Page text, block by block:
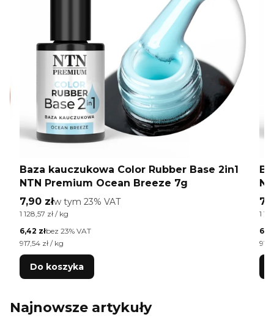
Baza kauczukowa Color Rubber Base 2in1
NTN Premium Ocean Breeze 7g
Cena brutto
7,90 złw tym %s VAT
w tym 23% VAT
Cena jednostkowa brutto
1 128,57 zł / kg
Cena netto
6,42 złbez 23% VAT
Cena jednostkowa netto
917,54 zł / kg
Do koszyka
1
Najnowsze artykuły